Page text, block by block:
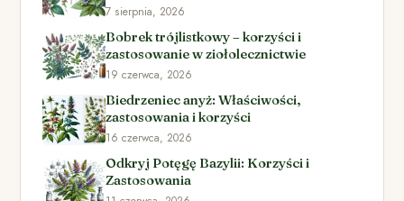
7 sierpnia, 2026
Bobrek trójlistkowy – korzyści i
zastosowanie w ziołolecznictwie
19 czerwca, 2026
Biedrzeniec anyż: Właściwości,
zastosowania i korzyści
16 czerwca, 2026
Odkryj Potęgę Bazylii: Korzyści i
Zastosowania